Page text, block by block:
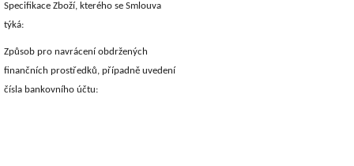
Specifikace Zboží, kterého se Smlouva
týká:
Způsob pro navrácení obdržených
finančních prostředků, případně uvedení
čísla bankovního účtu: